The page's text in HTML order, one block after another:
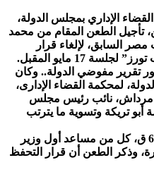
الإداري بمجلس الدولة،
تأجيل الطعن المقام من محمد
مصر السابق، لإلغاء قرار
17 مايو المقبل.
تقرير مفوضي الدولة.. وكان
لمحكمة القضاء الإدارى،
نائب رئيس مجلس
أبو تريكة وتسوية ما يترتب
واختصم الطعن رقم 54261 لسنة 69 ق، كل من مساعد أول وزير
وذكر الطعن أن قرار التحفظ